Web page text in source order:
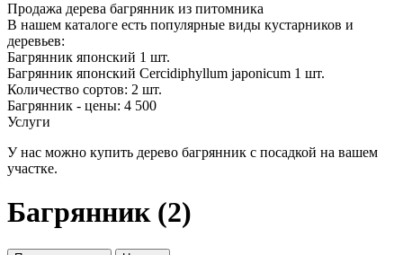
Продажа дерева багрянник из питомника
В нашем каталоге есть популярные виды кустарников и
деревьев:
Багрянник японский 1 шт.
Багрянник японский Cercidiphyllum japonicum 1 шт.
Количество сортов: 2 шт.
Багрянник - цены: 4 500
Услуги
У нас можно купить дерево багрянник с посадкой на вашем
участке.
Багрянник (2)